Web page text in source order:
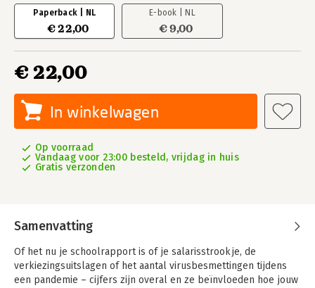
Paperback | NL
€ 22,00
E-book | NL
€ 9,00
€ 22,00
In winkelwagen
Op voorraad
Vandaag voor 23:00 besteld, vrijdag in huis
Gratis verzonden
Samenvatting
Of het nu je schoolrapport is of je salarisstrookje, de
verkiezingsuitslagen of het aantal virusbesmettingen tijdens
een pandemie – cijfers zijn overal en ze beïnvloeden hoe jouw